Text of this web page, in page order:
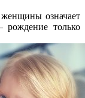
означает
только